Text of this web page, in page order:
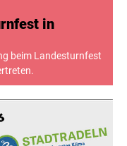
in
beim Landesturnfest